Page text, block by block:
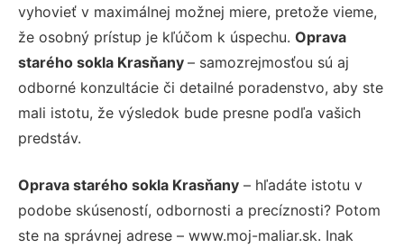
vyhovieť v maximálnej možnej miere, pretože vieme,
že osobný prístup je kľúčom k úspechu. Oprava
starého sokla Krasňany – samozrejmosťou sú aj
odborné konzultácie či detailné poradenstvo, aby ste
mali istotu, že výsledok bude presne podľa vašich
predstáv.
Oprava starého sokla Krasňany – hľadáte istotu v
podobe skúseností, odbornosti a precíznosti? Potom
ste na správnej adrese – www.moj-maliar.sk. Inak